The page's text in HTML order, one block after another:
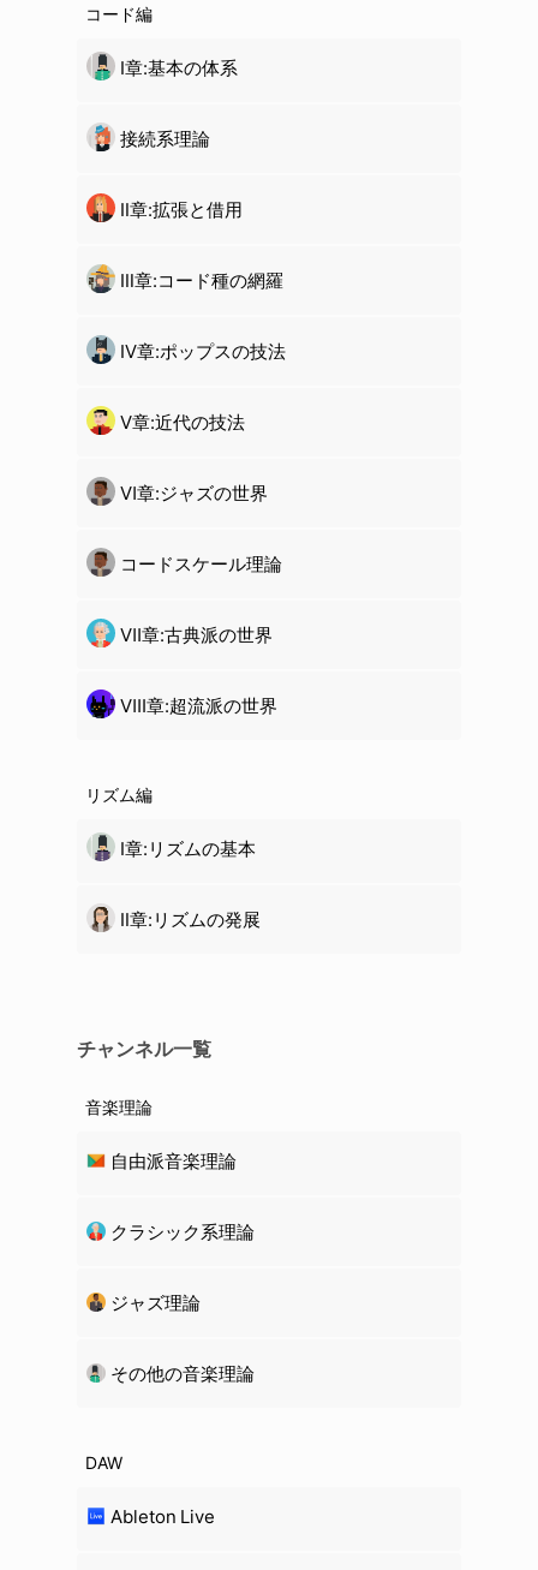
コード編
Ⅰ章:基本の体系
接続系理論
Ⅱ章:拡張と借用
Ⅲ章:コード種の網羅
Ⅳ章:ポップスの技法
Ⅴ章:近代の技法
Ⅵ章:ジャズの世界
コードスケール理論
Ⅶ章:古典派の世界
Ⅷ章:超流派の世界
リズム編
Ⅰ章:リズムの基本
Ⅱ章:リズムの発展
チャンネル一覧
音楽理論
自由派音楽理論
クラシック系理論
ジャズ理論
その他の音楽理論
DAW
Ableton Live